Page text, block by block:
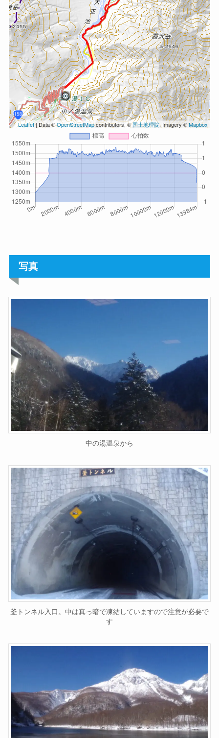
Leaflet| Data ©OpenStreetMapcontributors, ©国土地理院, Imagery ©Mapbox
写真
中の湯温泉から
釜トンネル入口。中は真っ暗で凍結していますので注意が必要で
す